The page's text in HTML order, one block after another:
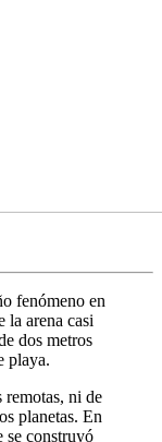
fenómeno en
la arena casi
dos metros
playa.
ni de
planetas. En
se construyó